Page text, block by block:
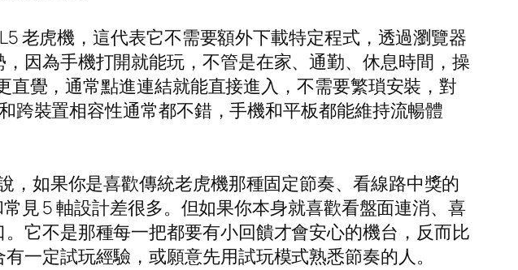
老虎機，這代表它不需要額外下載特定程式，透過瀏覽器
因為手機打開就能玩，不管是在家、通勤、休息時間，操
直覺，通常點進連結就能直接進入，不需要繁瑣安裝，對
跨裝置相容性通常都不錯，手機和平板都能維持流暢體
，如果你是喜歡傳統老虎機那種固定節奏、看線路中獎的
見 5 軸設計差很多。但如果你本身就喜歡看盤面連消、喜
它不是那種每一把都要有小回饋才會安心的機台，反而比
一定試玩經驗，或願意先用試玩模式熟悉節奏的人。